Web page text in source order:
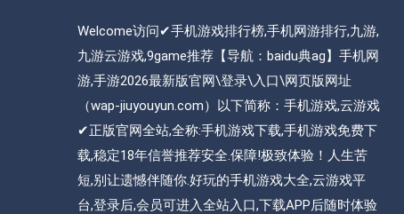
Welcome访问✔手机游戏排行榜,手机网游排行,九游,
九游云游戏,9game推荐【导航：baidu典ag】手机网
游,手游2026最新版官网\登录\入口\网页版网址
（wap-jiuyouyun.com）以下简称：手机游戏,云游戏
✔正版官网全站,全称:手机游戏下载,手机游戏免费下
载,稳定18年信誉推荐安全.保障!极致体验！人生苦
短,别让遗憾伴随你.好玩的手机游戏大全,云游戏平
台,登录后,会员可进入全站入口,下载APP后随时体验